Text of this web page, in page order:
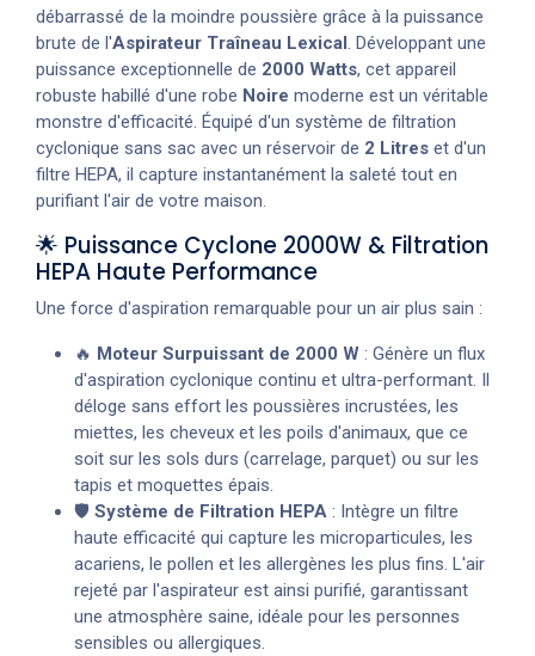
débarrassé de la moindre poussière grâce à la puissance
brute de l'Aspirateur Traîneau Lexical. Développant une
puissance exceptionnelle de 2000 Watts, cet appareil
robuste habillé d'une robe Noire moderne est un véritable
monstre d'efficacité. Équipé d'un système de filtration
cyclonique sans sac avec un réservoir de 2 Litres et d'un
filtre HEPA, il capture instantanément la saleté tout en
purifiant l'air de votre maison.
🌟 Puissance Cyclone 2000W & Filtration
HEPA Haute Performance
Une force d'aspiration remarquable pour un air plus sain :
🔥 Moteur Surpuissant de 2000 W : Génère un flux
d'aspiration cyclonique continu et ultra-performant. Il
déloge sans effort les poussières incrustées, les
miettes, les cheveux et les poils d'animaux, que ce
soit sur les sols durs (carrelage, parquet) ou sur les
tapis et moquettes épais.
🛡️ Système de Filtration HEPA : Intègre un filtre
haute efficacité qui capture les microparticules, les
acariens, le pollen et les allergènes les plus fins. L'air
rejeté par l'aspirateur est ainsi purifié, garantissant
une atmosphère saine, idéale pour les personnes
sensibles ou allergiques.